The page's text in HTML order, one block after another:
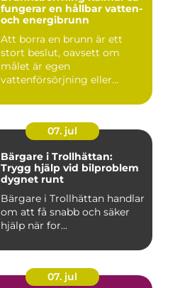
fungerar en hållbar vatten-
och energibrunn
Att borra en brunn är ett
stort beslut, oavsett om
målet är egen
vattenförsörjning eller
07. jul
Bärgare i Trollhättan:
Trygg hjälp vid bilproblem
dygnet runt
Bärgare i Trollhättan handlar
om att få snabb och säker
hjälp när for...
07. jul